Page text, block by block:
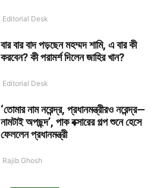
Editorial Desk
বার বার বাদ পড়ছেন মহম্মদ শামি, এ বার কী
করবেন? কী পরামর্শ দিলেন জাহির খান?
Editorial Desk
‘তোমার নাম নরেন্দ্র, প্রধানমন্ত্রীরও নরেন্দ্র—
নামটাই অপছন্দ’, পাক বক্সারের গল্প শুনে হেসে
ফেললেন প্রধানমন্ত্রী
Rajib Ghosh